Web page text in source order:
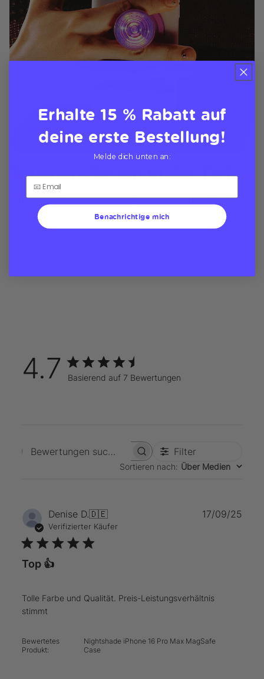
Tauchen Sie ein in die Tiefe
Einfaches Anbringen und Abnehmen Ihrer MagSafe-
4.7 Basierend auf 7 Bewertungen
Bewertungen suchenFilter
Sortieren nach: Über Medien
Denise D.🇩🇪
Verifizierter Käufer
Top 👍
Tolle Farbe und Qualität. Preis-Leistungsverhältnis
stimmt
Bewertetes
Produkt:
Nightshade iPhone 16 Pro Max MagSafe
Case
17/09/25
Erhalte 15 % Rabatt auf
deine erste Bestellung!
Melde dich unten an:
Benachrichtige mich